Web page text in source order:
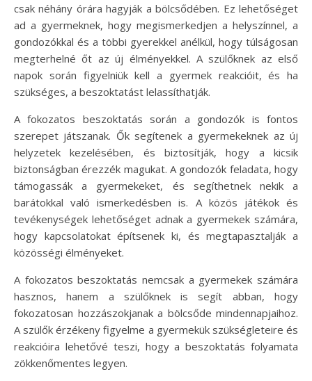
csak néhány órára hagyják a bölcsődében. Ez lehetőséget
ad a gyermeknek, hogy megismerkedjen a helyszínnel, a
gondozókkal és a többi gyerekkel anélkül, hogy túlságosan
megterhelné őt az új élményekkel. A szülőknek az első
napok során figyelniük kell a gyermek reakcióit, és ha
szükséges, a beszoktatást lelassíthatják.
A fokozatos beszoktatás során a gondozók is fontos
szerepet játszanak. Ők segítenek a gyermekeknek az új
helyzetek kezelésében, és biztosítják, hogy a kicsik
biztonságban érezzék magukat. A gondozók feladata, hogy
támogassák a gyermekeket, és segíthetnek nekik a
barátokkal való ismerkedésben is. A közös játékok és
tevékenységek lehetőséget adnak a gyermekek számára,
hogy kapcsolatokat építsenek ki, és megtapasztalják a
közösségi élményeket.
A fokozatos beszoktatás nemcsak a gyermekek számára
hasznos, hanem a szülőknek is segít abban, hogy
fokozatosan hozzászokjanak a bölcsőde mindennapjaihoz.
A szülők érzékeny figyelme a gyermekük szükségleteire és
reakcióira lehetővé teszi, hogy a beszoktatás folyamata
zökkenőmentes legyen.